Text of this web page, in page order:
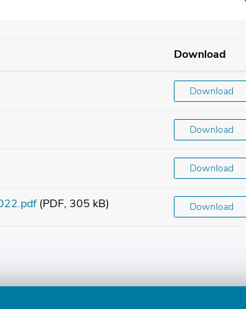
Download
Download
Download
Download
(PDF, 305 kB) Download